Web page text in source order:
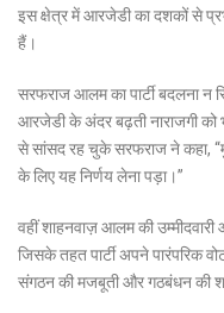
इस क्षेत्र में आरजेडी का दशकों से
हैं।
सरफराज आलम का पार्टी बदलना न
आरजेडी के अंदर बढ़ती नाराजगी को
से सांसद रह चुके सरफराज ने कहा,
के लिए यह निर्णय लेना पड़ा।”
वहीं शाहनवाज़ आलम की उम्मीदवारी
जिसके तहत पार्टी अपने पारंपरिक
संगठन की मजबूती और गठबंधन की